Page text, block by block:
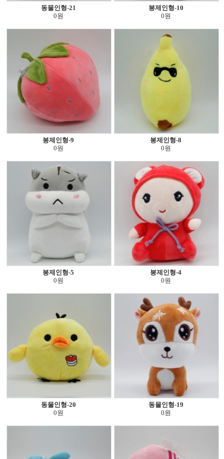
동물인형-21
0원
봉제인형-10
0원
봉제인형-9
0원
봉제인형-8
0원
봉제인형-5
0원
봉제인형-4
0원
동물인형-20
0원
동물인형-19
0원